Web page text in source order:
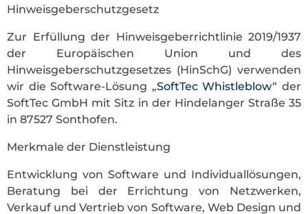
Hinweisgeberschutzgesetz
Zur Erfüllung der Hinweisgeberrichtlinie 2019/1937
der Europäischen Union und des
Hinweisgeberschutzgesetzes (HinSchG) verwenden
wir die Software-Lösung „SoftTec Whistleblow“ der
SoftTec GmbH mit Sitz in der Hindelanger Straße 35
in 87527 Sonthofen.
Merkmale der Dienstleistung
Entwicklung von Software und Individuallösungen,
Beratung bei der Errichtung von Netzwerken,
Verkauf und Vertrieb von Software, Web Design und